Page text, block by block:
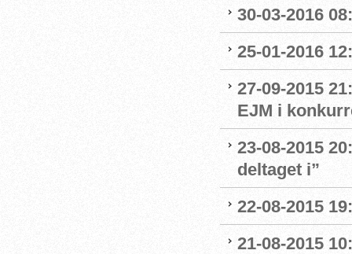
30-03-2016
25-01-2016
27-09-2015
EJM i
23-08-2015
deltaget i”
22-08-2015
21-08-2015